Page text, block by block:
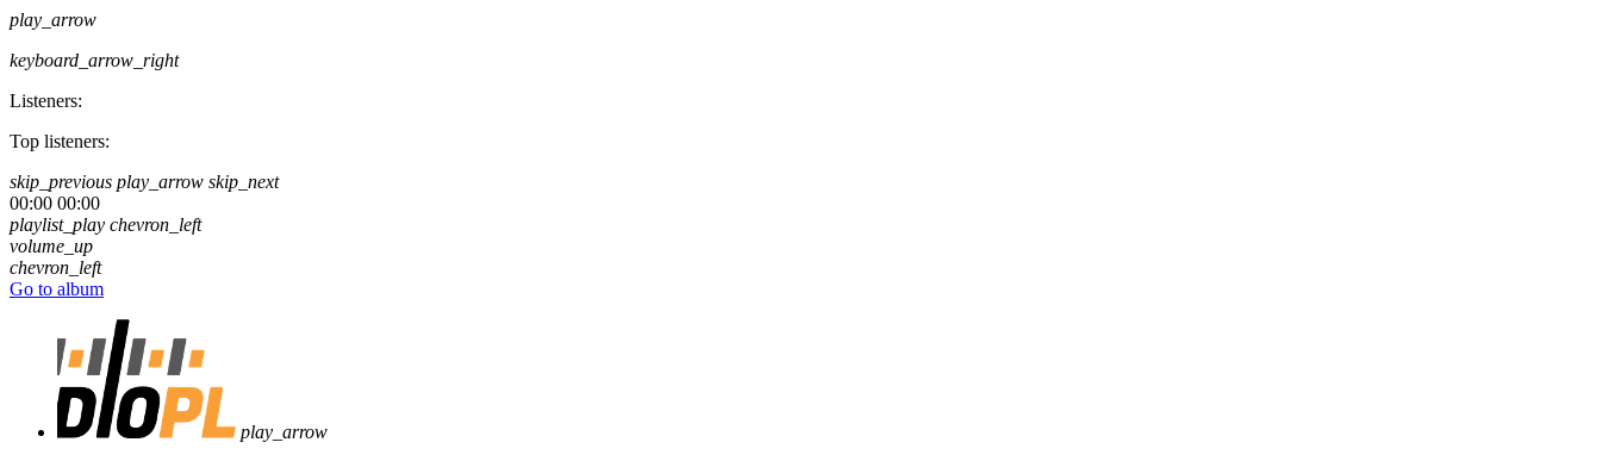
play_arrow
keyboard_arrow_right
Listeners:
Top listeners:
skip_previous play_arrow skip_next
00:00 00:00
playlist_play chevron_left
volume_up
chevron_left
Go to album
play_arrow